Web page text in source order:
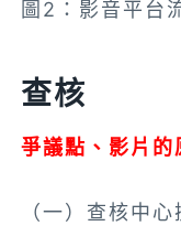
圖2：影音平台
查核
爭議點、影片的
（一）查核中